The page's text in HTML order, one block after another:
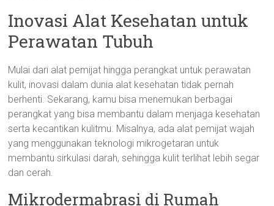
Inovasi Alat Kesehatan untuk
Perawatan Tubuh
Mulai dari alat pemijat hingga perangkat untuk perawatan
kulit, inovasi dalam dunia alat kesehatan tidak pernah
berhenti. Sekarang, kamu bisa menemukan berbagai
perangkat yang bisa membantu dalam menjaga kesehatan
serta kecantikan kulitmu. Misalnya, ada alat pemijat wajah
yang menggunakan teknologi mikrogetaran untuk
membantu sirkulasi darah, sehingga kulit terlihat lebih segar
dan cerah.
Mikrodermabrasi di Rumah